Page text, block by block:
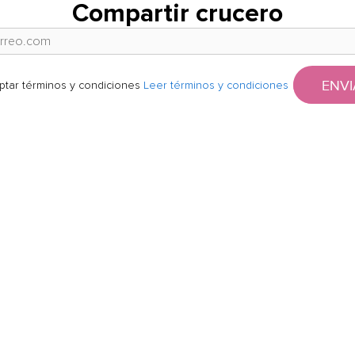
Compartir crucero
términos y condiciones Leer términos y condiciones